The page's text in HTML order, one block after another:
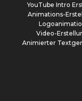
YouTube Intro
Animations-
Video-
Animierter